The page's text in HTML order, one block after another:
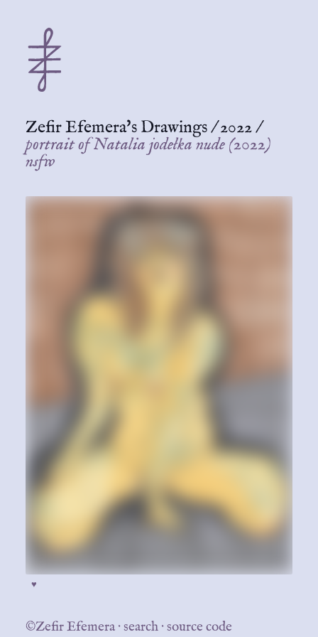
Zefir Efemera's Drawings/2022/
portrait of Natalia jodełka nude (2022)
nsfw
♥
©Zefir Efemera ·search ·source code